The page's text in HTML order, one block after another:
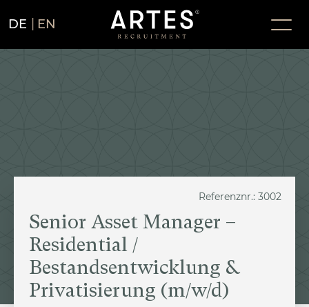
DE EN
Senior Asset Manager –
Residential /
Bestandsentwicklung &
Privatisierung (m/w/d)
Referenznr.: 3002